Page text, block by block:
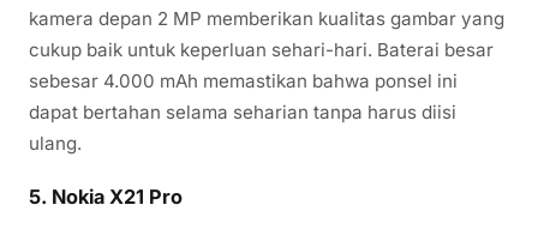
kamera depan 2 MP memberikan kualitas gambar yang
cukup baik untuk keperluan sehari-hari. Baterai besar
sebesar 4.000 mAh memastikan bahwa ponsel ini
dapat bertahan selama seharian tanpa harus diisi
ulang.
5. Nokia X21 Pro